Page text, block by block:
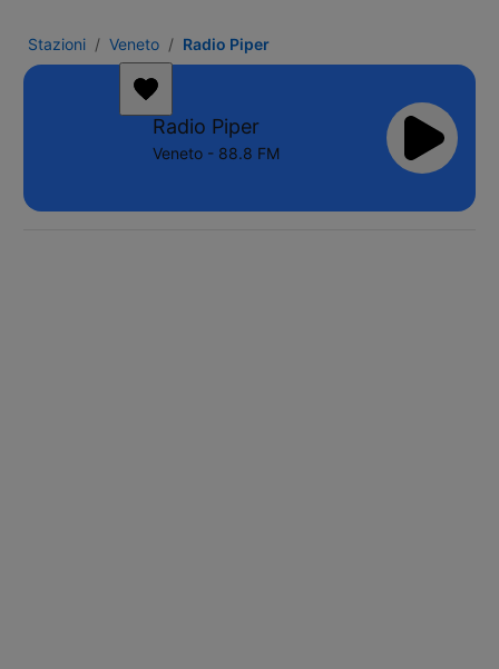
Stazioni Veneto Radio Piper
Radio Piper
Veneto - 88.8 FM